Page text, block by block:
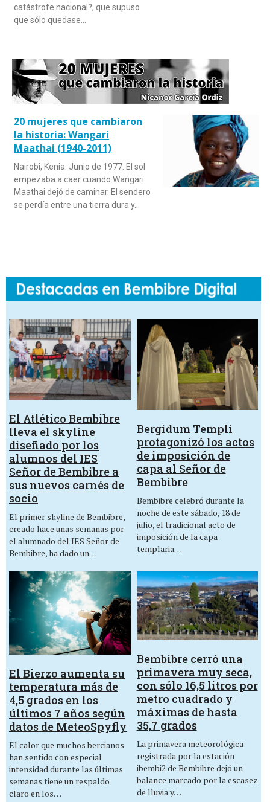
catástrofe nacional?, que supuso
que sólo quedase…
20 mujeres que cambiaron
la historia: Wangari
Maathai (1940-2011)
Nairobi, Kenia. Junio de 1977. El sol
empezaba a caer cuando Wangari
Maathai dejó de caminar. El sendero
se perdía entre una tierra dura y…
El Atlético Bembibre
lleva el skyline
diseñado por los
alumnos del IES
Señor de Bembibre a
sus nuevos carnés de
socio
El primer skyline de Bembibre,
creado hace unas semanas por
el alumnado del IES Señor de
Bembibre, ha dado un…
Bergidum Templi
protagonizó los actos
de imposición de
capa al Señor de
Bembibre
Bembibre celebró durante la
noche de este sábado, 18 de
julio, el tradicional acto de
imposición de la capa
templaria…
El Bierzo aumenta su
temperatura más de
4,5 grados en los
últimos 7 años según
datos de MeteoSpyfly
El calor que muchos bercianos
han sentido con especial
intensidad durante las últimas
semanas tiene un respaldo
claro en los…
Bembibre cerró una
primavera muy seca,
con sólo 16,5 litros por
metro cuadrado y
máximas de hasta
35,7 grados
La primavera meteorológica
registrada por la estación
ibembi2 de Bembibre dejó un
balance marcado por la escasez
de lluvia y…